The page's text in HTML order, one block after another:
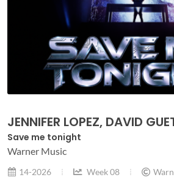
JENNIFER LOPEZ, DAVID
Save me tonight
Warner Music
14-2026 Week 08